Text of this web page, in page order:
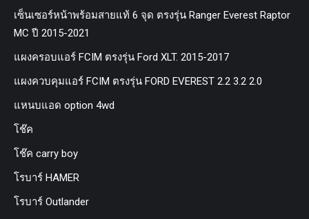
เซ็นเซอร์หน้าพร้อมสายแท้ 6 จุด ตรงรุ่น Ranger Everest Raptor
MC ปี 2015-2021
แผงครอบแอร์ FCIM ตรงรุ่น Ford XLT. 2015-2017
แผงควบคุมแอร์ FCIM ตรงรุ่น FORD EVEREST 2.2 3.2 2.0
แหนบแอด option 4wd
โช๊ค
โช๊ค carry boy
โรบาร์ HAMER
โรบาร์ Outlander